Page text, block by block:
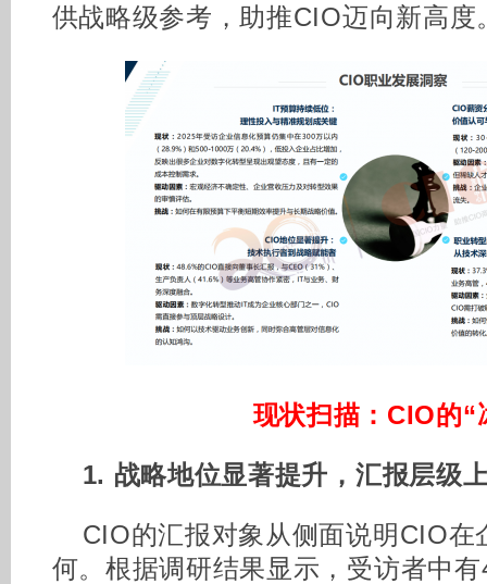
供战略级参考，助推CIO迈向新高度
现状扫描：CIO的“
1. 战略地位显著提升，汇报层级
CIO的汇报对象从侧面说明CIO在
何。根据调研结果显示，受访者中